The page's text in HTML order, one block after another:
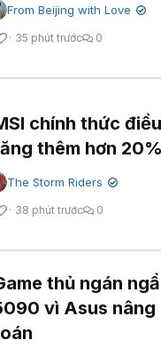
From Beijing with Love ✔
35 phút trước 0
chính thức
thêm hơn 20%
The Storm Riders ✔
38 phút trước 0
thủ ngán
vì Asus nâng